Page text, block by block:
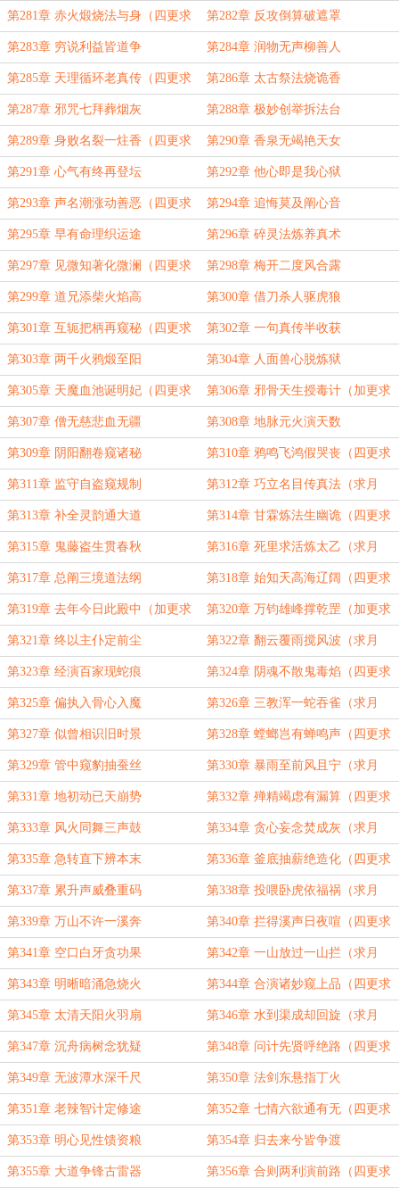
第281章 赤火煅烧法与身（四更求
订！）
第282章 反攻倒算破遮罩
第283章 穷说利益皆道争 第284章 润物无声柳善人
第285章 天理循环老真传（四更求
订！）
第286章 太古祭法烧诡香
第287章 邪咒七拜葬烟灰 第288章 极妙创举拆法台
第289章 身败名裂一炷香（四更求
订！）
第290章 香泉无竭艳天女
第291章 心气有终再登坛 第292章 他心即是我心狱
第293章 声名潮涨动善恶（四更求
订！）
第294章 追悔莫及阐心音
第295章 早有命理织运途 第296章 碎灵法炼养真术
第297章 见微知著化微澜（四更求
订！）
第298章 梅开二度风合露
第299章 道兄添柴火焰高 第300章 借刀杀人驱虎狼
第301章 互轭把柄再窥秘（四更求
订！）
第302章 一句真传半收获
第303章 两千火鸦煅至阳 第304章 人面兽心脱炼狱
第305章 天魔血池诞明妃（四更求
订！）
第306章 邪骨天生授毒计（加更求
月票！）
第307章 僧无慈悲血无疆 第308章 地脉元火演天数
第309章 阴阳翻卷窥诸秘 第310章 鸦鸣飞鸿假哭丧（四更求
订！）
第311章 监守自盗窥规制 第312章 巧立名目传真法（求月
票！）
第313章 补全灵韵通大道 第314章 甘霖炼法生幽诡（四更求
月票！）
第315章 鬼藤盗生贯春秋 第316章 死里求活炼太乙（求月
票！）
第317章 总阐三境道法纲 第318章 始知天高海辽阔（四更求
月票！）
第319章 去年今日此殿中（加更求
月票！）
第320章 万钧雄峰撑乾罡（加更求
月票！）
第321章 终以主仆定前尘 第322章 翻云覆雨搅风波（求月
票！）
第323章 经演百家现蛇痕 第324章 阴魂不散鬼毒焰（四更求
月票！）
第325章 偏执入骨心入魔 第326章 三教浑一蛇吞雀（求月
票！）
第327章 似曾相识旧时景 第328章 螳螂岂有蝉鸣声（四更求
月票！）
第329章 管中窥豹抽蚕丝 第330章 暴雨至前风且宁（求月
票！）
第331章 地初动已天崩势 第332章 殚精竭虑有漏算（四更求
月票！）
第333章 风火同舞三声鼓 第334章 贪心妄念焚成灰（求月
票！）
第335章 急转直下辨本末 第336章 釜底抽薪绝造化（四更求
月票！）
第337章 累升声威叠重码 第338章 投喂卧虎依福祸（求月
票！）
第339章 万山不许一溪奔 第340章 拦得溪声日夜喧（四更求
订！）
第341章 空口白牙贪功果 第342章 一山放过一山拦（求月
票！）
第343章 明晰暗涌急烧火 第344章 合演诸妙窥上品（四更求
订！）
第345章 太清天阳火羽扇 第346章 水到渠成却回旋（求月
票！）
第347章 沉舟病树念犹疑 第348章 问计先贤呼绝路（四更求
订！）
第349章 无波潭水深千尺 第350章 法剑东悬指丁火
第351章 老辣智计定修途 第352章 七情六欲通有无（四更求
订！）
第353章 明心见性馈资粮 第354章 归去来兮皆争渡
第355章 大道争锋古雷器 第356章 合则两利演前路（四更求